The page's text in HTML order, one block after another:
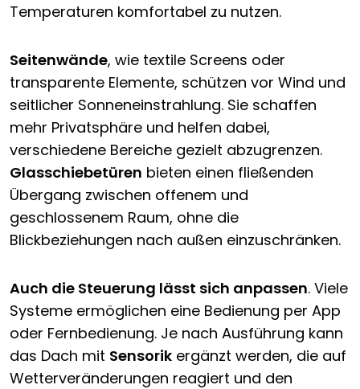
Temperaturen komfortabel zu nutzen.
Seitenwände, wie textile Screens oder
transparente Elemente, schützen vor Wind und
seitlicher Sonneneinstrahlung. Sie schaffen
mehr Privatsphäre und helfen dabei,
verschiedene Bereiche gezielt abzugrenzen.
Glasschiebetüren bieten einen fließenden
Übergang zwischen offenem und
geschlossenem Raum, ohne die
Blickbeziehungen nach außen einzuschränken.
Auch die Steuerung lässt sich anpassen. Viele
Systeme ermöglichen eine Bedienung per App
oder Fernbedienung. Je nach Ausführung kann
das Dach mit Sensorik ergänzt werden, die auf
Wetterveränderungen reagiert und den